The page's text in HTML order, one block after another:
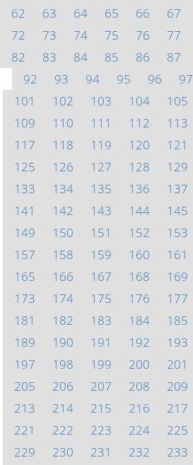
62
63 64 65 66 67
72
73 74 75 76 77
82
83 84 85 86 87
92
93 94 95 96 97
101
102 103 104 105
109
110 111 112 113
117
118 119 120 121
125
126 127 128 129
133
134 135 136 137
141
142 143 144 145
149
150 151 152 153
157
158 159 160 161
165
166 167 168 169
173
174 175 176 177
181
182 183 184 185
189
190 191 192 193
197
198 199 200 201
205
206 207 208 209
213
214 215 216 217
221
222 223 224 225
229
230 231 232 233